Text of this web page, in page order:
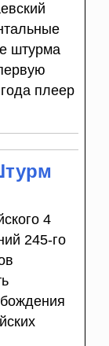
штурма
плеер
4
245-го